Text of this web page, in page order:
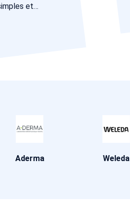
et…
Aderma Weleda